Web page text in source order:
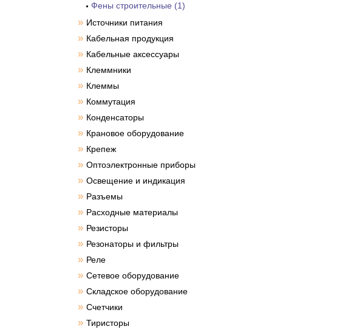
Фены строительные (1)
» Источники питания
» Кабельная продукция
» Кабельные аксессуары
» Клеммники
» Клеммы
» Коммутация
» Конденсаторы
» Крановое оборудование
» Крепеж
» Оптоэлектронные приборы
» Освещение и индикация
» Разъемы
» Расходные материалы
» Резисторы
» Резонаторы и фильтры
» Реле
» Сетевое оборудование
» Складское оборудование
» Счетчики
» Тиристоры